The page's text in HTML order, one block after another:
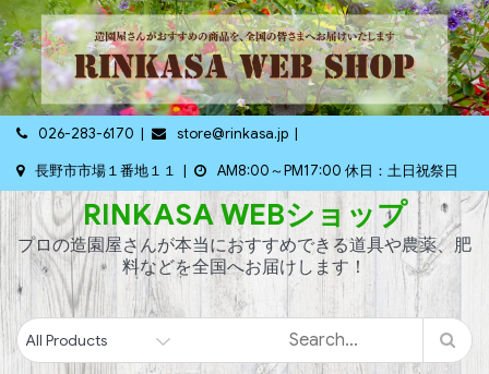
Skip
to
content
026-283-6170
store@rinkasa.jp
長野市市場１番地１１
AM8:00～PM17:00 休日：土日祝祭日
RINKASA WEBショップ
プロの造園屋さんが本当におすすめできる道具や農薬、肥
料などを全国へお届けします！